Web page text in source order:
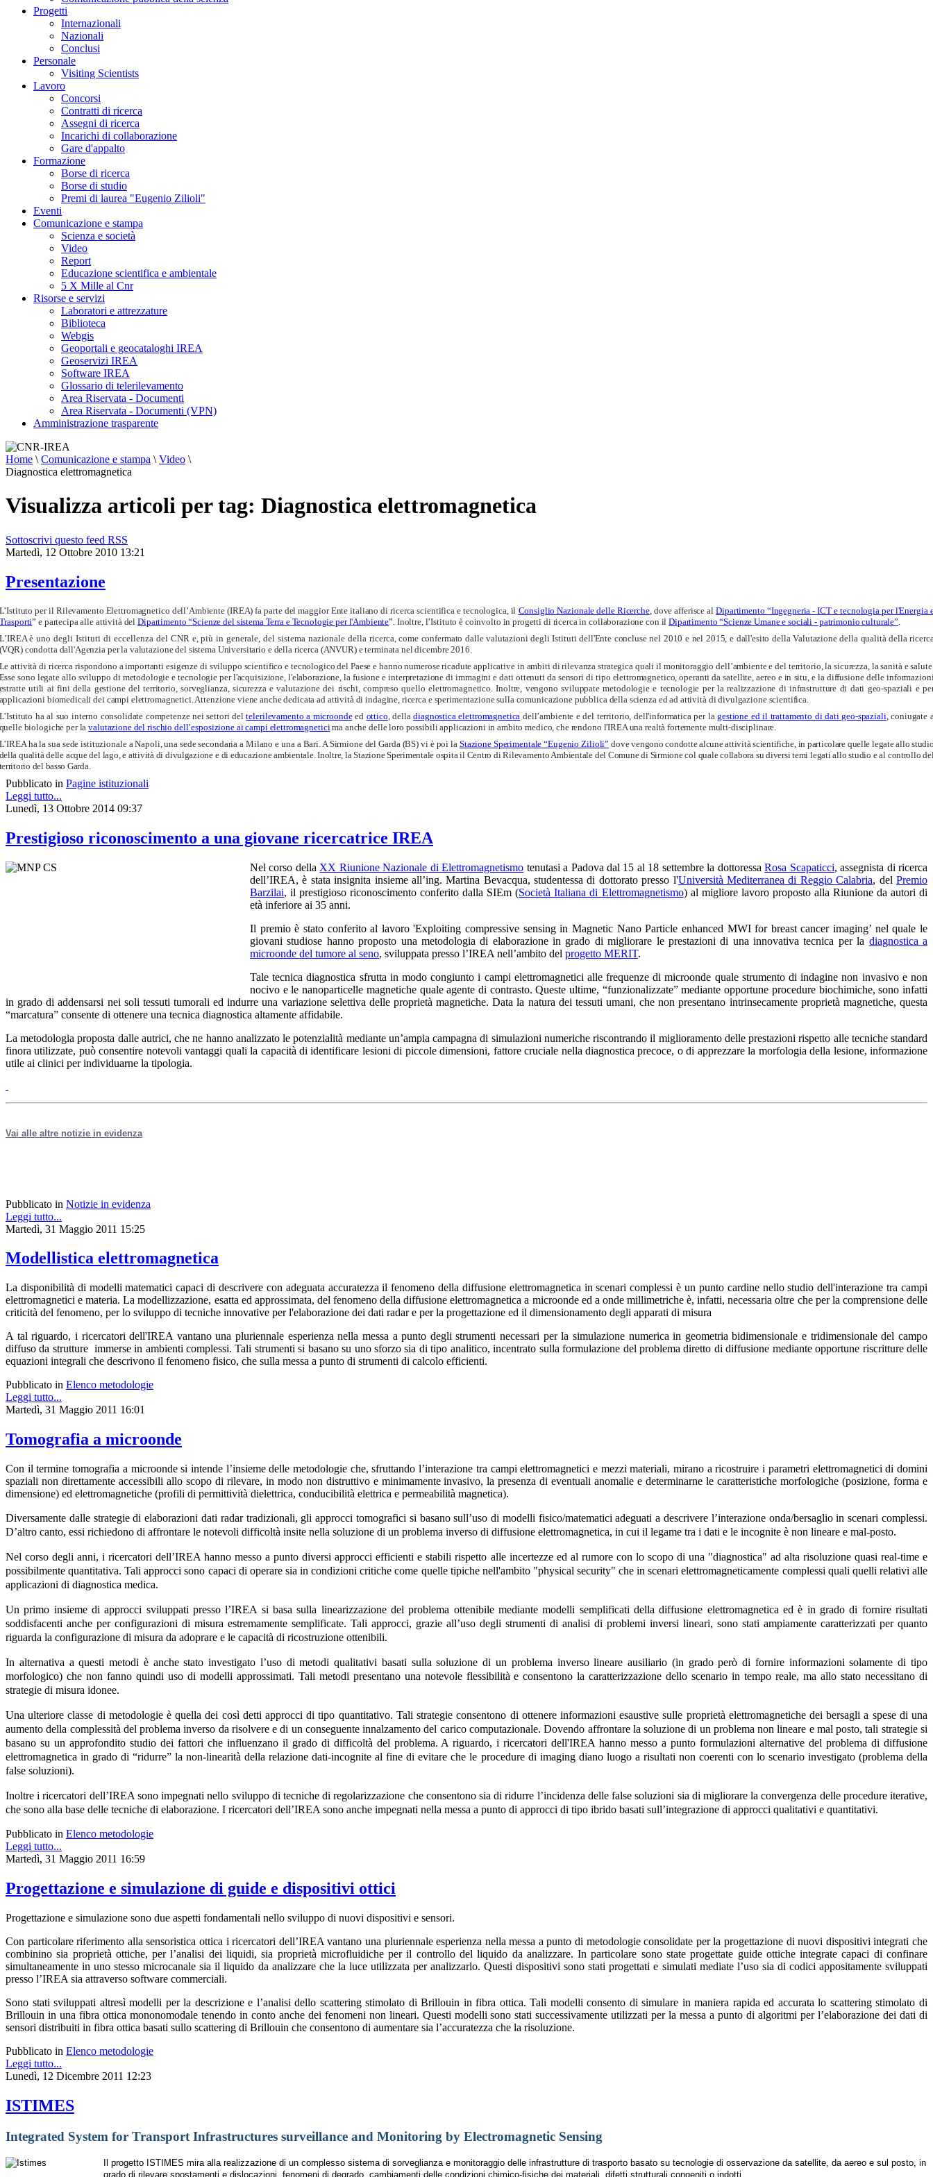
Progetti
Internazionali
Nazionali
Conclusi
Personale
Visiting Scientists
Lavoro
Concorsi
Contratti di ricerca
Assegni di ricerca
Incarichi di collaborazione
Gare d'appalto
Formazione
Borse di ricerca
Borse di studio
Premi di laurea "Eugenio Zilioli"
Eventi
Comunicazione e stampa
Scienza e società
Video
Report
Educazione scientifica e ambientale
5 X Mille al Cnr
Risorse e servizi
Laboratori e attrezzature
Biblioteca
Webgis
Geoportali e geocataloghi IREA
Geoservizi IREA
Software IREA
Glossario di telerilevamento
Area Riservata - Documenti
Area Riservata - Documenti (VPN)
Amministrazione trasparente
Home \ Comunicazione e stampa \ Video \
Diagnostica elettromagnetica
Visualizza articoli per tag: Diagnostica elettromagnetica
Sottoscrivi questo feed RSS
Martedì, 12 Ottobre 2010 13:21
Presentazione
per il Rilevamento Elettromagnetico dell’Ambiente (IREA) fa parte del maggior Ente italiano di ricerca scientifica e tecnologica, il Consiglio Nazionale delle Ricerche, dove afferisce alDipartimento “Ingegneria - ICT e tecnologia per l'Energia
”e partecipa alle attività delDipartimento “Scienze del sistema Terra e Tecnologie per l'Ambiente”. Inoltre, l’Istituto è coinvolto in progetti di ricerca in collaborazione con ilDipartimento “Scienze Umane e sociali - patrimonio culturale”
è uno degli Istituti di eccellenza del CNR e, più in generale, del sistema nazionale della ricerca, come confermato dalle valutazioni degli Istituti dell'Ente concluse nel 2010 e nel 2015, e dall'esito della Valutazione della qualità della
condotta dall'Agenzia per la valutazione del sistema Universitario e della ricerca (ANVUR) e terminata nel dicembre 2016.
attività di ricerca rispondono a importanti esigenze di sviluppo scientifico e tecnologico del Paese e hanno numerose ricadute applicative in ambiti di rilevanza strategica quali il monitoraggio dell’ambiente e del territorio, la sicurezza, la sanità e
sono legate allo sviluppo di metodologie e tecnologie per l'acquisizione, l'elaborazione, la fusione e interpretazione di immagini e dati ottenuti da sensori di tipo elettromagnetico, operanti da satellite, aereo e in situ, e la diffusione delle
utili ai fini della gestione del territorio, sorveglianza, sicurezza e valutazione dei rischi, compreso quello elettromagnetico. Inoltre, vengono sviluppate metodologie e tecnologie per la realizzazione di infrastrutture di dati geo-spaziali e
biomedicali dei campi elettromagnetici. Attenzione viene anche dedicata ad attività di indagine, ricerca e sperimentazione sulla comunicazione pubblica della scienza ed ad attività di divulgazione scientifica.
ha al suo interno consolidate competenze nei settori deltelerilevamento a microondeed ottico , delladiagnostica elettromagnetica dell’ambiente e del territorio, dell'informatica per lagestione ed il trattamento di dati geo-spaziali , coniugate
biologiche per lavalutazione del rischio dell’esposizione ai campi elettromagnetici ma anche delle loro possibili applicazioni in ambito medico, che rendono l'IREA una realtà fortemente multi-disciplinare.
ha la sua sede istituzionale a Napoli, una sede secondaria a Milano e una a Bari. A Sirmione del Garda (BS) vi è poi la Stazione Sperimentale “Eugenio Zilioli” dovevengono condotte alcune attività scientifiche, in particolare quelle legate allo
qualità delle acque del lago, e attività di divulgazione e di educazione ambientale. Inoltre, la Stazione Sperimentale ospita il Centro di Rilevamento Ambientale del Comune di Sirmione col quale collabora su diversi temi legati allo studio e al controllo
del basso Garda.
Pubblicato in Pagine istituzionali
Leggi tutto...
Lunedì, 13 Ottobre 2014 09:37
Prestigioso riconoscimento a una giovane ricercatrice IREA
Nel corso della XX Riunione Nazionale di Elettromagnetismo tenutasi a Padova dal 15 al 18 settembre la dottoressaRosa Scapaticci, assegnista di ricerca
dell’IREA, è stata insignita insieme all’ing. Martina Bevacqua, studentessa di dottorato presso l'Università Mediterranea di Reggio Calabria, delPremio
Barzilai, il prestigioso riconoscimento conferito dalla SIEm (Società Italiana di Elettromagnetismo) al migliore lavoro proposto alla Riunione da autori di
età inferiore ai 35 anni.
Il premio è stato conferito al lavoro 'Exploiting compressive sensing in Magnetic Nano Particle enhanced MWI for breast cancer imaging’ nel quale le
giovani studiose hanno proposto una metodologia di elaborazione in grado di migliorare le prestazioni di una innovativa tecnica per la diagnostica a
microonde del tumore al seno, sviluppata presso l’IREA nell’ambito del progetto MERIT.
Tale tecnica diagnostica sfrutta in modo congiunto i campi elettromagnetici alle frequenze di microonde quale strumento di indagine non invasivo e non
nocivo e le nanoparticelle magnetiche quale agente di contrasto. Queste ultime, “funzionalizzate” mediante opportune procedure biochimiche, sono infatti
in grado di addensarsi nei soli tessuti tumorali ed indurre una variazione selettiva delle proprietà magnetiche. Data la natura dei tessuti umani, che non presentano intrinsecamente proprietà magnetiche, questa
“marcatura” consente di ottenere una tecnica diagnostica altamente affidabile.
La metodologia proposta dalle autrici, che ne hanno analizzato le potenzialità mediante un’ampia campagna di simulazioni numeriche riscontrando il miglioramento delle prestazioni rispetto alle tecniche standard
finora utilizzate, può consentire notevoli vantaggi quali la capacità di identificare lesioni di piccole dimensioni, fattore cruciale nella diagnostica precoce, o di apprezzare la morfologia della lesione, informazione
utile ai clinici per individuarne la tipologia.
Vai alle altre notizie in evidenza
Pubblicato in Notizie in evidenza
Leggi tutto...
Martedì, 31 Maggio 2011 15:25
Modellistica elettromagnetica
La disponibilità di modelli matematici capaci di descrivere con adeguata accuratezza il fenomeno della diffusione elettromagnetica in scenari complessi è un punto cardine nello studio dell'interazione tra campi
elettromagnetici e materia. La modellizzazione, esatta ed approssimata, del fenomeno della diffusione elettromagnetica a microonde ed a onde millimetriche è, infatti, necessaria oltre che per la comprensione delle
criticità del fenomeno, per lo sviluppo di tecniche innovative per l'elaborazione dei dati radar e per la progettazione ed il dimensionamento degli apparati di misura
A tal riguardo, i ricercatori dell'IREA vantano una pluriennale esperienza nella messa a punto degli strumenti necessari per la simulazione numerica in geometria bidimensionale e tridimensionale del campo
diffuso da strutture immerse in ambienti complessi. Tali strumenti si basano su uno sforzo sia di tipo analitico, incentrato sulla formulazione del problema diretto di diffusione mediante opportune riscritture delle
equazioni integrali che descrivono il fenomeno fisico, che sulla messa a punto di strumenti di calcolo efficienti.
Pubblicato in Elenco metodologie
Leggi tutto...
Martedì, 31 Maggio 2011 16:01
Tomografia a microonde
Con il termine tomografia a microonde si intende l’insieme delle metodologie che, sfruttando l’interazione tra campi elettromagnetici e mezzi materiali, mirano a ricostruire i parametri elettromagnetici di domini
spaziali non direttamente accessibili allo scopo di rilevare, in modo non distruttivo e minimamente invasivo, la presenza di eventuali anomalie e determinarne le caratteristiche morfologiche (posizione, forma e
dimensione) ed elettromagnetiche (profili di permittività dielettrica, conducibilità elettrica e permeabilità magnetica).
Diversamente dalle strategie di elaborazioni dati radar tradizionali, gli approcci tomografici si basano sull’uso di modelli fisico/matematici adeguati a descrivere l’interazione onda/bersaglio in scenari complessi.
D’altro canto, essi richiedono di affrontare le notevoli difficoltà insite nella soluzione di un problema inverso di diffusione elettromagnetica, in cui il legame tra i dati e le incognite è non lineare e mal-posto.
Nel corso degli anni, i ricercatori dell’IREA hanno messo a punto diversi approcci efficienti e stabili rispetto alle incertezze ed al rumore con lo scopo di una "diagnostica" ad alta risoluzione quasi real-time e
possibilmente quantitativa. Tali approcci sono capaci di operare sia in condizioni critiche come quelle tipiche nell'ambito "physical security" che in scenari elettromagneticamente complessi quali quelli relativi alle
applicazioni di diagnostica medica.
Un primo insieme di approcci sviluppati presso l’IREA si basa sulla linearizzazione del problema ottenibile mediante modelli semplificati della diffusione elettromagnetica ed è in grado di fornire risultati
soddisfacenti anche per configurazioni di misura estremamente semplificate. Tali approcci, grazie all’uso degli strumenti di analisi di problemi inversi lineari, sono stati ampiamente caratterizzati per quanto
riguarda la configurazione di misura da adoprare e le capacità di ricostruzione ottenibili.
In alternativa a questi metodi è anche stato investigato l’uso di metodi qualitativi basati sulla soluzione di un problema inverso lineare ausiliario (in grado però di fornire informazioni solamente di tipo
morfologico) che non fanno quindi uso di modelli approssimati. Tali metodi presentano una notevole flessibilità e consentono la caratterizzazione dello scenario in tempo reale, ma allo stato necessitano di
strategie di misura idonee.
Una ulteriore classe di metodologie è quella dei così detti approcci di tipo quantitativo. Tali strategie consentono di ottenere informazioni esaustive sulle proprietà elettromagnetiche dei bersagli a spese di una
aumento della complessità del problema inverso da risolvere e di un conseguente innalzamento del carico computazionale. Dovendo affrontare la soluzione di un problema non lineare e mal posto, tali strategie si
basano su un approfondito studio dei fattori che influenzano il grado di difficoltà del problema. A riguardo, i ricercatori dell'IREA hanno messo a punto formulazioni alternative del problema di diffusione
elettromagnetica in grado di “ridurre” la non-linearità della relazione dati-incognite al fine di evitare che le procedure di imaging diano luogo a risultati non coerenti con lo scenario investigato (problema della
false soluzioni).
Inoltre i ricercatori dell’IREA sono impegnati nello sviluppo di tecniche di regolarizzazione che consentono sia di ridurre l’incidenza delle false soluzioni sia di migliorare la convergenza delle procedure iterative,
che sono alla base delle tecniche di elaborazione. I ricercatori dell’IREA sono anche impegnati nella messa a punto di approcci di tipo ibrido basati sull’integrazione di approcci qualitativi e quantitativi.
Pubblicato in Elenco metodologie
Leggi tutto...
Martedì, 31 Maggio 2011 16:59
Progettazione e simulazione di guide e dispositivi ottici
Progettazione e simulazione sono due aspetti fondamentali nello sviluppo di nuovi dispositivi e sensori.
Con particolare riferimento alla sensoristica ottica i ricercatori dell’IREA vantano una pluriennale esperienza nella messa a punto di metodologie consolidate per la progettazione di nuovi dispositivi integrati che
combinino sia proprietà ottiche, per l’analisi dei liquidi, sia proprietà microfluidiche per il controllo del liquido da analizzare. In particolare sono state progettate guide ottiche integrate capaci di confinare
simultaneamente in uno stesso microcanale sia il liquido da analizzare che la luce utilizzata per analizzarlo. Questi dispositivi sono stati progettati e simulati mediate l’uso sia di codici appositamente sviluppati
presso l’IREA sia attraverso software commerciali.
Sono stati sviluppati altresì modelli per la descrizione e l’analisi dello scattering stimolato di Brillouin in fibra ottica. Tali modelli consento di simulare in maniera rapida ed accurata lo scattering stimolato di
Brillouin in una fibra ottica mononomodale tenendo in conto anche dei fenomeni non lineari. Questi modelli sono stati successivamente utilizzati per la messa a punto di algoritmi per l’elaborazione dei dati di
sensori distribuiti in fibra ottica basati sullo scattering di Brillouin che consentono di aumentare sia l’accuratezza che la risoluzione.
Pubblicato in Elenco metodologie
Leggi tutto...
Lunedì, 12 Dicembre 2011 12:23
ISTIMES
Integrated System for Transport Infrastructures surveillance and Monitoring by Electromagnetic Sensing
Il progetto ISTIMES mira alla realizzazione di un complesso sistema di sorveglianza e monitoraggio delle infrastrutture di trasporto basato su tecnologie di osservazione da satellite, da aereo e sul posto, in
grado di rilevare spostamenti e dislocazioni, fenomeni di degrado, cambiamenti delle condizioni chimico-fisiche dei materiali, difetti strutturali congeniti o indotti.